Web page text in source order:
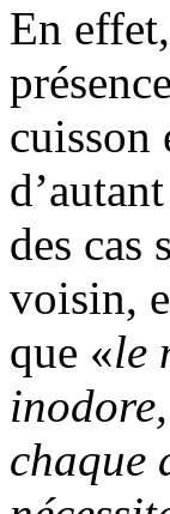
En
cuisson
des cas
voisin,
que «le
chaque